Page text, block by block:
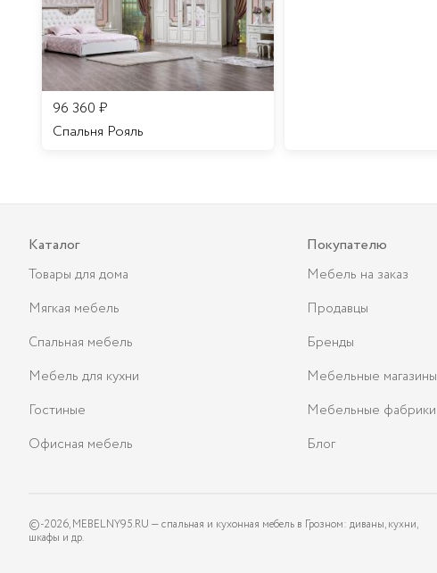
96 360 ₽
Спальня Рояль
Каталог
Товары для дома
Мягкая мебель
Спальная мебель
Мебель для кухни
Гостиные
Офисная мебель
Покупателю
Мебель на заказ
Продавцы
Бренды
Мебельные магазины
Мебельные фабрики
Блог
©-2026, MEBELNY95.RU — спальная и кухонная мебель в Грозном: диваны, кухни,
шкафы и др.